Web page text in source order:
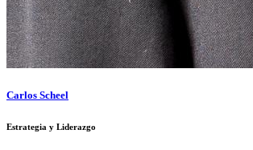
Carlos Scheel
Estrategia y Liderazgo